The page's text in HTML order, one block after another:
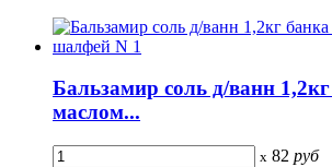
Бальзамир соль д/ванн
маслом...
x 82 руб